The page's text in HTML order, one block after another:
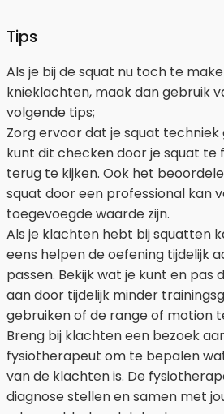
Tips
Als je bij de squat nu toch te
knieklachten, maak dan gebruik
volgende tips;
Zorg ervoor dat je squat techniek
kunt dit checken door je squat te
terug te kijken. Ook het
squat door een professional kan
toegevoegde waarde zijn.
Als je klachten hebt bij squatten
eens helpen de oefening tijdelijk
passen. Bekijk wat je kunt en pas
aan door tijdelijk minder
gebruiken of de range of motion
Breng bij klachten een bezoek
fysiotherapeut om te bepalen
van de klachten is. De
diagnose stellen en samen met